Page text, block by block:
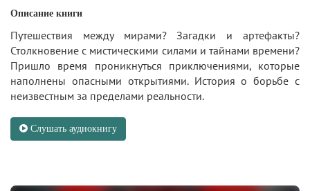
Описание книги
Путешествия между мирами? Загадки и артефакты?
Столкновение с мистическими силами и тайнами времени?
Пришло время проникнуться приключениями, которые
наполнены опасными открытиями. История о борьбе с
неизвестным за пределами реальности.
Слушать аудиокнигу